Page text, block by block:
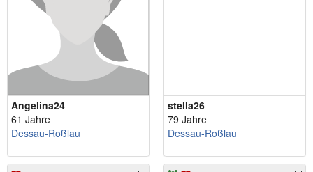
Angelina24
61 Jahre
Dessau-Roßlau
stella26
79 Jahre
Dessau-Roßlau